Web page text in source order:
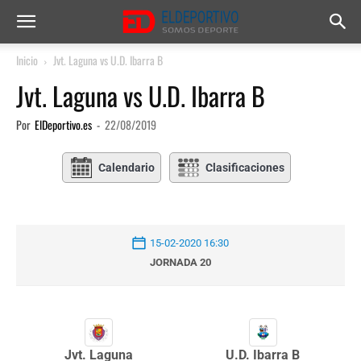
Inicio Jvt. Laguna vs U.D. Ibarra B
Jvt. Laguna vs U.D. Ibarra B
Por ElDeportivo.es - 22/08/2019
Calendario Clasificaciones
15-02-2020 16:30
JORNADA 20
Jvt. Laguna U.D. Ibarra B